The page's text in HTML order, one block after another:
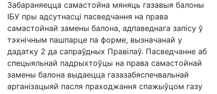
Забараняецца самастойна мяняць газавыя балоны
ІБУ пры адсутнасці пасведчання на права
самастойнай замены балона, адпаведнага запісу ў
тэхнічным пашпарце па форме, вызначанай у
дадатку 2 да сапраўдных Правілаў. Пасведчанне аб
спецыяльнай падрыхтоўцы на права самастойнай
замены балона выдаецца газазабяспечвальнай
арганізацыяй пасля праходжання спажыўцом газу